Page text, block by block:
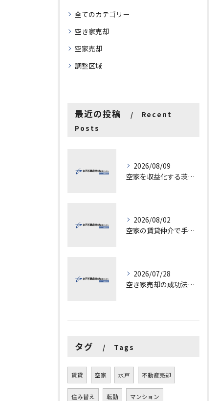
全てのカテゴリー
空き家売却
空家売却
調整区域
最近の投稿
Recent
Posts
2026/08/09
空家を収益化する茨城県水戸市古河市での具体的ステップと成功ポイント
2026/08/02
空家の賃貸仲介で手数料と上限を徹底解説し200万円物件の注意点も紹介
2026/07/28
空き家売却の成功法と注意点
タグ Tags
賃貸 空家 水戸 不動産売却
住み替え 転勤 マンション